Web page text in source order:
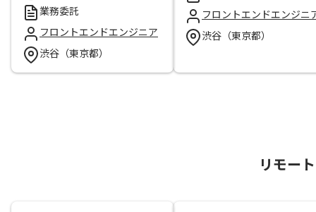
業務委託
フロントエンドエンジニア
渋谷（東京都）
フロントエンドエンジニ
渋谷（東京都）
リモー